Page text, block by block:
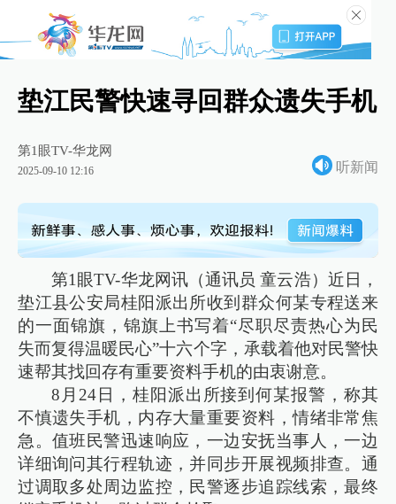
垫江民警快速寻回群众遗失手机
第1眼TV-华龙网
2025-09-10 12:16 听新闻
第1眼TV-华龙网讯（通讯员 童云浩）近日，
垫江县公安局桂阳派出所收到群众何某专程送来
的一面锦旗，锦旗上书写着“尽职尽责热心为民
失而复得温暖民心”十六个字，承载着他对民警快
速帮其找回存有重要资料手机的由衷谢意。
8月24日，桂阳派出所接到何某报警，称其
不慎遗失手机，内存大量重要资料，情绪非常焦
急。值班民警迅速响应，一边安抚当事人，一边
详细询问其行程轨迹，并同步开展视频排查。通
过调取多处周边监控，民警逐步追踪线索，最终